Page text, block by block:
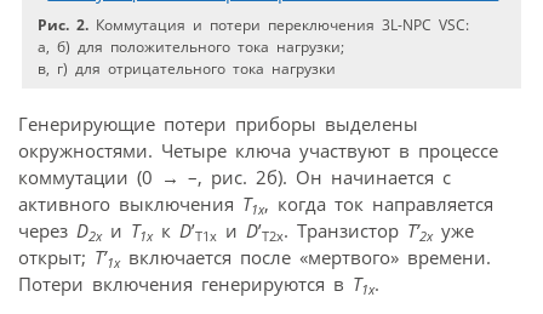
Рис. 2. Коммутация и потери переключения 3L-NPC VSC:
a, б) для положительного тока нагрузки;
в, г) для отрицательного тока нагрузки
Генерирующие потери приборы выделены
окружностями. Четыре ключа участвуют в процессе
коммутации (0 → –, рис. 2б). Он начинается с
активного выключения T1x, когда ток направляется
через D2xи T1xк D’T1x и D’T2x. Транзистор T’2xуже
открыт; T’1xвключается после «мертвого» времени.
Потери включения генерируются в T1x.